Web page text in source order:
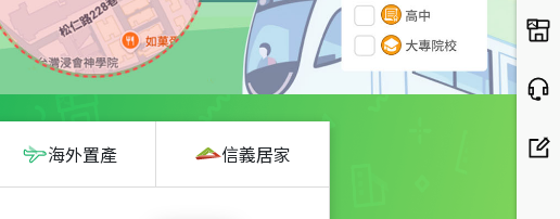
海外置產 信義居家